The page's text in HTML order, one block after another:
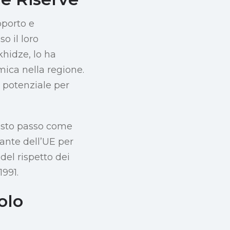
e
il loro
lo ha
nella regione.
potenziale per
passo come
dell’UE per
rispetto dei